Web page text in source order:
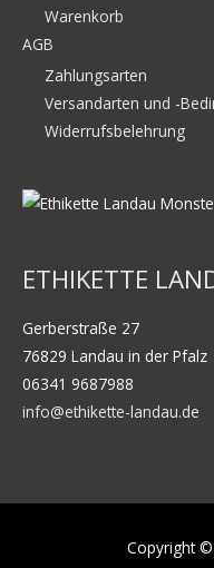
Warenkorb
AGB
Zahlungsarten
Versandarten und -
Widerrufsbelehrung
ETHIKETTE
Gerberstraße 27
76829 Landau in der Pfalz
06341 9687988
info@ethikette-landau.de
Copyright